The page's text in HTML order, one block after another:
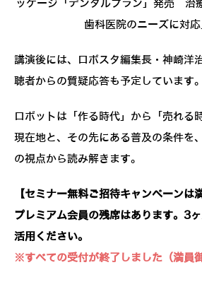
ッケージ「デンタルプラン」発売 治
歯科医院のニーズに対応
講演後には、ロボスタ編集長・神崎洋
聴者からの質疑応答も予定しています。
ロボットは「作る時代」から「売れる
現在地と、その先にある普及の条件を
の視点から読み解きます。
【セミナー無料ご招待キャンペーンは
プレミアム会員の残席はあります。3
活用ください。
※すべての受付が終了しました（満員御